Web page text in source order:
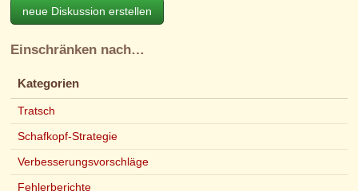
neue Diskussion erstellen
Einschränken nach…
Kategorien
Tratsch
Schafkopf-Strategie
Verbesserungsvorschläge
Fehlerberichte